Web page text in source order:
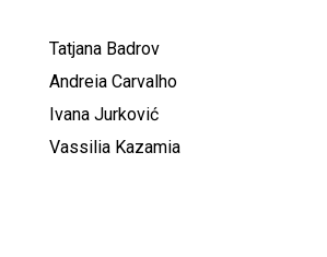
Tatjana Badrov
Andreia Carvalho
Ivana Jurković
Vassilia Kazamia